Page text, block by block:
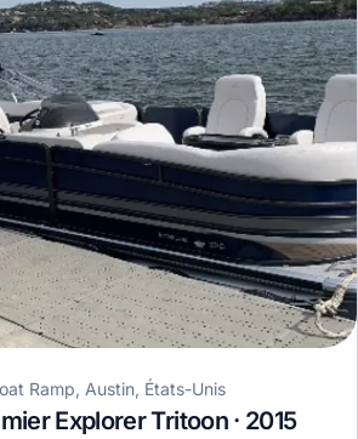
Ramp, Austin, États-Unis
Explorer Tritoon · 2015